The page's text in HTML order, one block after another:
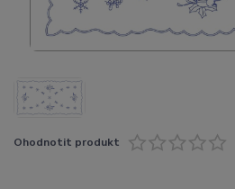
Ohodnotit produkt